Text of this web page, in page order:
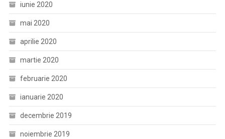
iunie 2020
mai 2020
aprilie 2020
martie 2020
februarie 2020
ianuarie 2020
decembrie 2019
noiembrie 2019